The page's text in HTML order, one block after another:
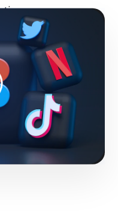
y levantamiento de